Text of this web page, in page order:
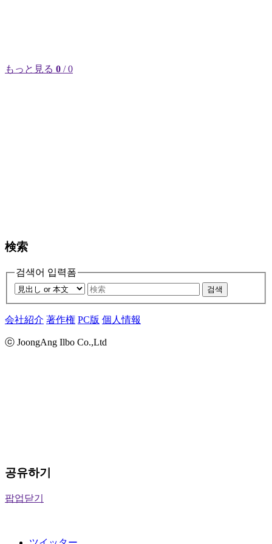
もっと見る 0 / 0
検索
검색어 입력폼
검색
会社紹介 著作権 PC版 個人情報
ⓒ JoongAng Ilbo Co.,Ltd
공유하기
팝업닫기